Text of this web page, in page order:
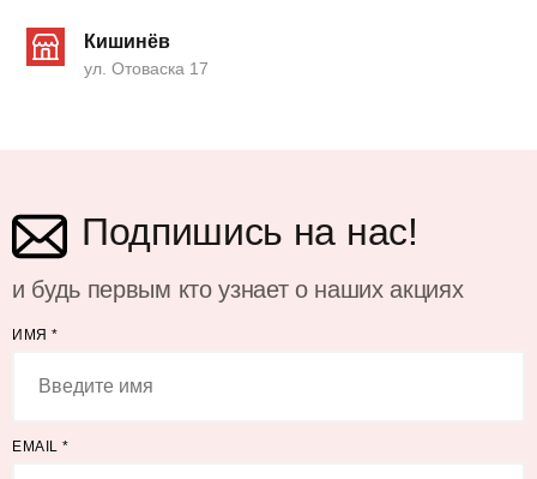
Кишинёв
ул. Отоваска 17
Подпишись на нас!
и будь первым кто узнает о наших акциях
ИМЯ *
EMAIL *